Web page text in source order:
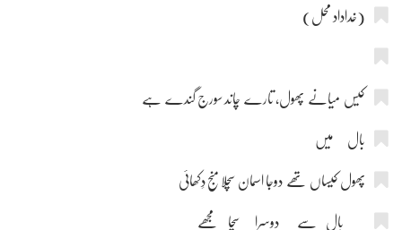
(خداداد محل)
کیس میانے پھول، تارے چاند سورج گندے ہے
بال میں
پھول کیساں تھے دوجا اسمان سچلا منج دِکھائی
بال سے دوسرا سچا مجھے